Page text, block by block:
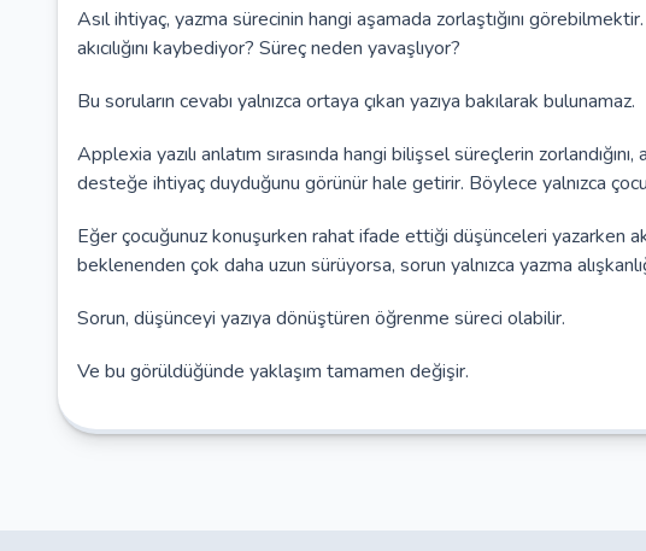
Asıl ihtiyaç, yazma sürecinin hangi aşamada zorlaştığını
akıcılığını kaybediyor? Süreç neden yavaşlıyor?
Bu soruların cevabı yalnızca ortaya çıkan yazıya bakılarak bulunamaz.
Applexia yazılı anlatım sırasında hangi bilişsel süreçlerin
desteğe ihtiyaç duyduğunu görünür hale getirir. Böylece yalnızca
Eğer çocuğunuz konuşurken rahat ifade ettiği düşünceleri yazarken
beklenenden çok daha uzun sürüyorsa, sorun yalnızca yazma
Sorun, düşünceyi yazıya dönüştüren öğrenme süreci olabilir.
Ve bu görüldüğünde yaklaşım tamamen değişir.